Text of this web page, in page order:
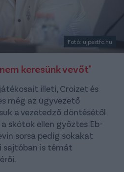
Fotó: ujpestfc.hu
keresünk vevőt"
illeti, Croizet és
még az ügyvezető
a vezetedző döntésétől
skótok ellen győztes Eb-
sorsa pedig sokakat
is témát